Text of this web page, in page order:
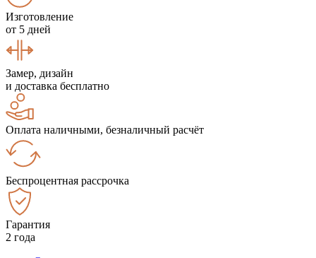
Изготовление
от 5 дней
Замер, дизайн
и доставка бесплатно
Оплата наличными, безналичный расчёт
Беспроцентная рассрочка
Гарантия
2 года